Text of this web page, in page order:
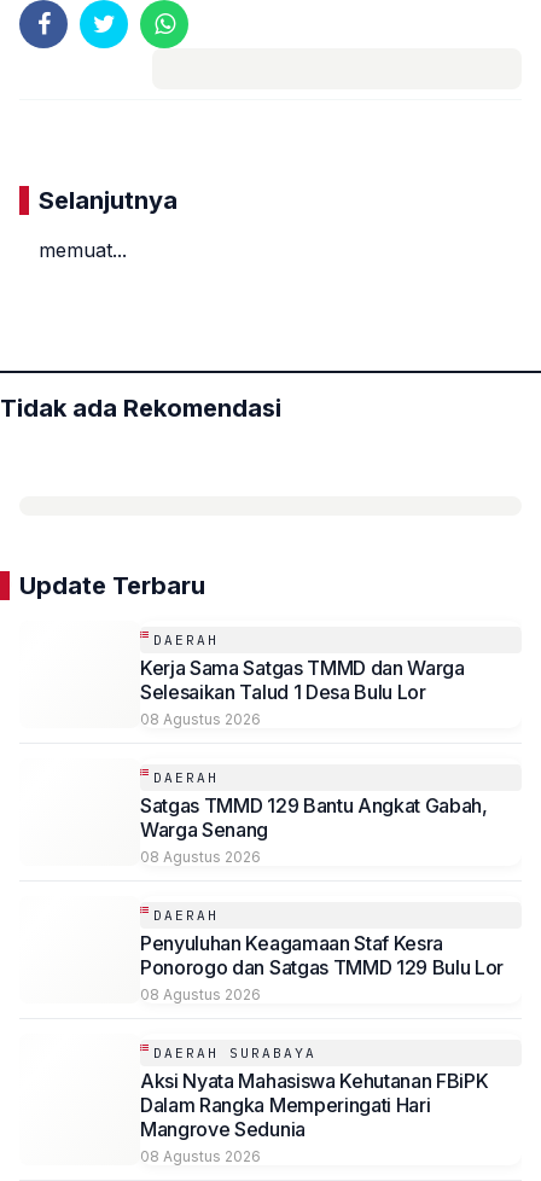
Selanjutnya
memuat...
Tidak ada Rekomendasi
Update Terbaru
DAERAH
Kerja Sama Satgas TMMD dan Warga
Selesaikan Talud 1 Desa Bulu Lor
08 Agustus 2026
DAERAH
Satgas TMMD 129 Bantu Angkat Gabah,
Warga Senang
08 Agustus 2026
DAERAH
Penyuluhan Keagamaan Staf Kesra
Ponorogo dan Satgas TMMD 129 Bulu Lor
08 Agustus 2026
DAERAH SURABAYA
Aksi Nyata Mahasiswa Kehutanan FBiPK
Dalam Rangka Memperingati Hari
Mangrove Sedunia
08 Agustus 2026